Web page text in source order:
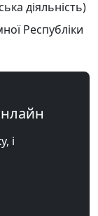
діяльність)
Республіки
і